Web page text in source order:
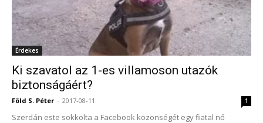
Érdekes
Ki szavatol az 1-es villamoson utazók
biztonságáért?
Föld S. Péter - 2017-08-11 1
Szerdán este sokkolta a Facebook közönségét egy fiatal nő